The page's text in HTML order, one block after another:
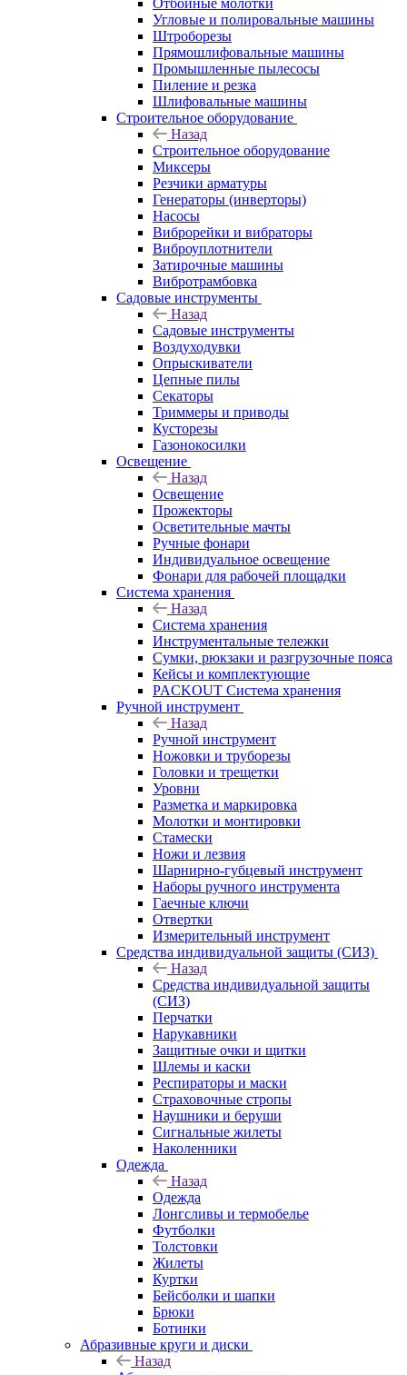
Отбойные молотки
Угловые и полировальные машины
Штроборезы
Прямошлифовальные машины
Промышленные пылесосы
Пиление и резка
Шлифовальные машины
Строительное оборудование
Назад
Строительное оборудование
Миксеры
Резчики арматуры
Генераторы (инверторы)
Насосы
Виброрейки и вибраторы
Виброуплотнители
Затирочные машины
Вибротрамбовка
Садовые инструменты
Назад
Садовые инструменты
Воздуходувки
Опрыскиватели
Цепные пилы
Секаторы
Триммеры и приводы
Кусторезы
Газонокосилки
Освещение
Назад
Освещение
Прожекторы
Осветительные мачты
Ручные фонари
Индивидуальное освещение
Фонари для рабочей площадки
Система хранения
Назад
Система хранения
Инструментальные тележки
Сумки, рюкзаки и разгрузочные пояса
Кейсы и комплектующие
PACKOUT Система хранения
Ручной инструмент
Назад
Ручной инструмент
Ножовки и труборезы
Головки и трещетки
Уровни
Разметка и маркировка
Молотки и монтировки
Стамески
Ножи и лезвия
Шарнирно-губцевый инструмент
Наборы ручного инструмента
Гаечные ключи
Отвертки
Измерительный инструмент
Средства индивидуальной защиты (СИЗ)
Назад
Средства индивидуальной защиты
(СИЗ)
Перчатки
Нарукавники
Защитные очки и щитки
Шлемы и каски
Респираторы и маски
Страховочные стропы
Наушники и беруши
Сигнальные жилеты
Наколенники
Одежда
Назад
Одежда
Лонгсливы и термобелье
Футболки
Толстовки
Жилеты
Куртки
Бейсболки и шапки
Брюки
Ботинки
Абразивные круги и диски
Назад